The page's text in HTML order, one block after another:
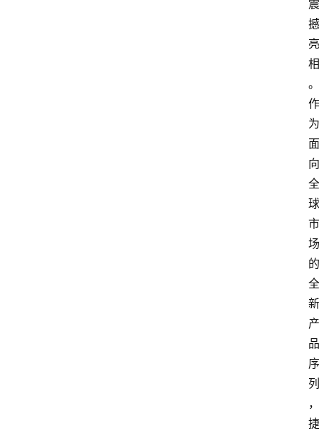
震
撼
亮
相
。
作
为
面
向
全
球
市
场
的
全
新
产
品
序
列
，
捷